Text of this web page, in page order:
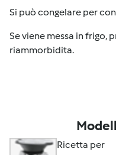
Si può congelare per
Se viene messa in frigo,
riammorbidita.
Ricetta per